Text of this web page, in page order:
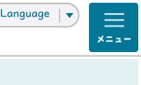
Language